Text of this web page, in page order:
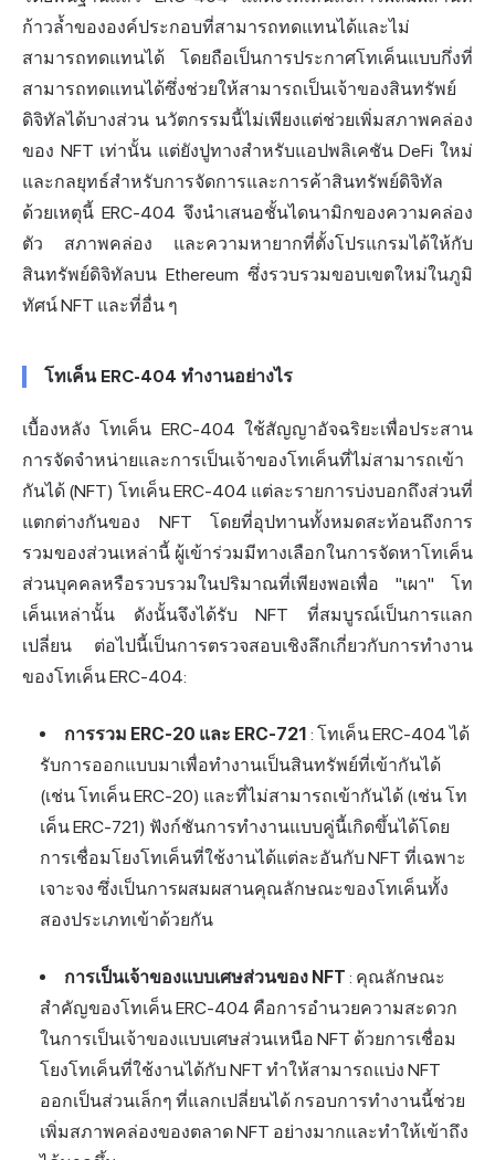
ก้าวล้ำขององค์ประกอบที่สามารถทดแทนได้และไม่
สามารถทดแทนได้ โดยถือเป็นการประกาศโทเค็นแบบกึ่งที่
สามารถทดแทนได้ซึ่งช่วยให้สามารถเป็นเจ้าของสินทรัพย์
ดิจิทัลได้บางส่วน นวัตกรรมนี้ไม่เพียงแต่ช่วยเพิ่มสภาพคล่อง
ของ NFT เท่านั้น แต่ยังปูทางสำหรับแอปพลิเคชัน DeFi ใหม่
และกลยุทธ์สำหรับการจัดการและการค้าสินทรัพย์ดิจิทัล
ด้วยเหตุนี้ ERC-404 จึงนำเสนอชั้นไดนามิกของความคล่อง
ตัว สภาพคล่อง และความหายากที่ตั้งโปรแกรมได้ให้กับ
สินทรัพย์ดิจิทัลบน Ethereum ซึ่งรวบรวมขอบเขตใหม่ในภูมิ
ทัศน์ NFT และที่อื่น ๆ
โทเค็น ERC-404 ทำงานอย่างไร
เบื้องหลัง โทเค็น ERC-404 ใช้สัญญาอัจฉริยะเพื่อประสาน
การจัดจำหน่ายและการเป็นเจ้าของโทเค็นที่ไม่สามารถเข้า
กันได้ (NFT) โทเค็น ERC-404 แต่ละรายการบ่งบอกถึงส่วนที่
แตกต่างกันของ NFT โดยที่อุปทานทั้งหมดสะท้อนถึงการ
รวมของส่วนเหล่านี้ ผู้เข้าร่วมมีทางเลือกในการจัดหาโทเค็น
ส่วนบุคคลหรือรวบรวมในปริมาณที่เพียงพอเพื่อ "เผา" โท
เค็นเหล่านั้น ดังนั้นจึงได้รับ NFT ที่สมบูรณ์เป็นการแลก
เปลี่ยน ต่อไปนี้เป็นการตรวจสอบเชิงลึกเกี่ยวกับการทำงาน
ของโทเค็น ERC-404:
การรวม ERC-20 และ ERC-721 : โทเค็น ERC-404 ได้
รับการออกแบบมาเพื่อทำงานเป็นสินทรัพย์ที่เข้ากันได้
(เช่น โทเค็น ERC-20) และที่ไม่สามารถเข้ากันได้ (เช่น โท
เค็น ERC-721) ฟังก์ชันการทำงานแบบคู่นี้เกิดขึ้นได้โดย
การเชื่อมโยงโทเค็นที่ใช้งานได้แต่ละอันกับ NFT ที่เฉพาะ
เจาะจง ซึ่งเป็นการผสมผสานคุณลักษณะของโทเค็นทั้ง
สองประเภทเข้าด้วยกัน
การเป็นเจ้าของแบบเศษส่วนของ NFT : คุณลักษณะ
สำคัญของโทเค็น ERC-404 คือการอำนวยความสะดวก
ในการเป็นเจ้าของแบบเศษส่วนเหนือ NFT ด้วยการเชื่อม
โยงโทเค็นที่ใช้งานได้กับ NFT ทำให้สามารถแบ่ง NFT
ออกเป็นส่วนเล็กๆ ที่แลกเปลี่ยนได้ กรอบการทำงานนี้ช่วย
เพิ่มสภาพคล่องของตลาด NFT อย่างมากและทำให้เข้าถึง